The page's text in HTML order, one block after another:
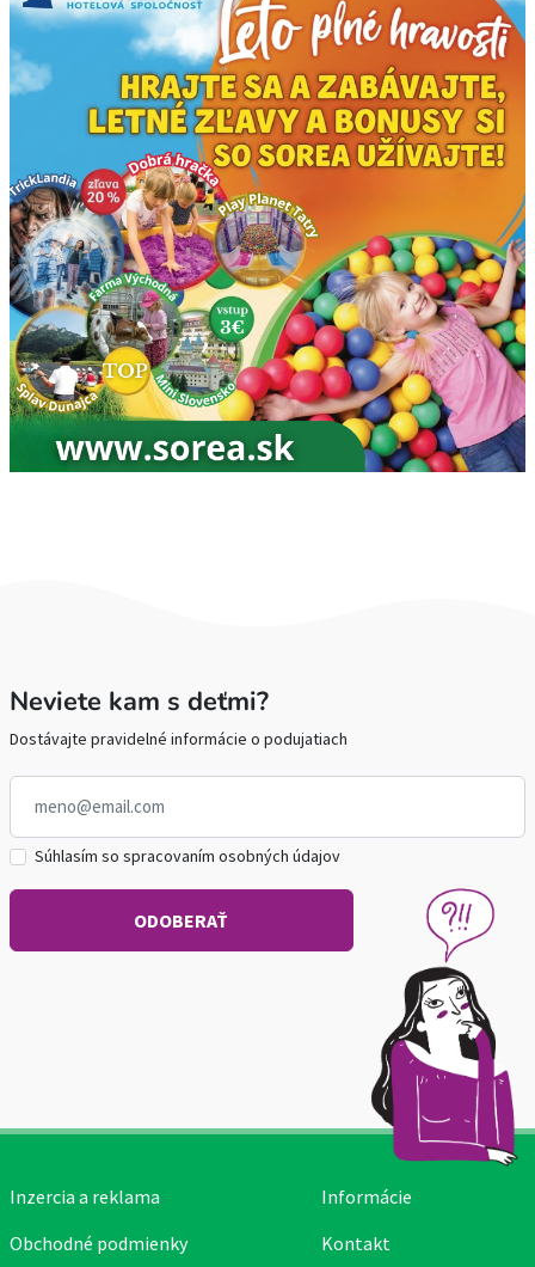
Neviete kam s deťmi?
Dostávajte pravidelné informácie o podujatiach
Súhlasím so spracovaním osobných údajov
Inzercia a reklama
Obchodné podmienky
Informácie
Kontakt